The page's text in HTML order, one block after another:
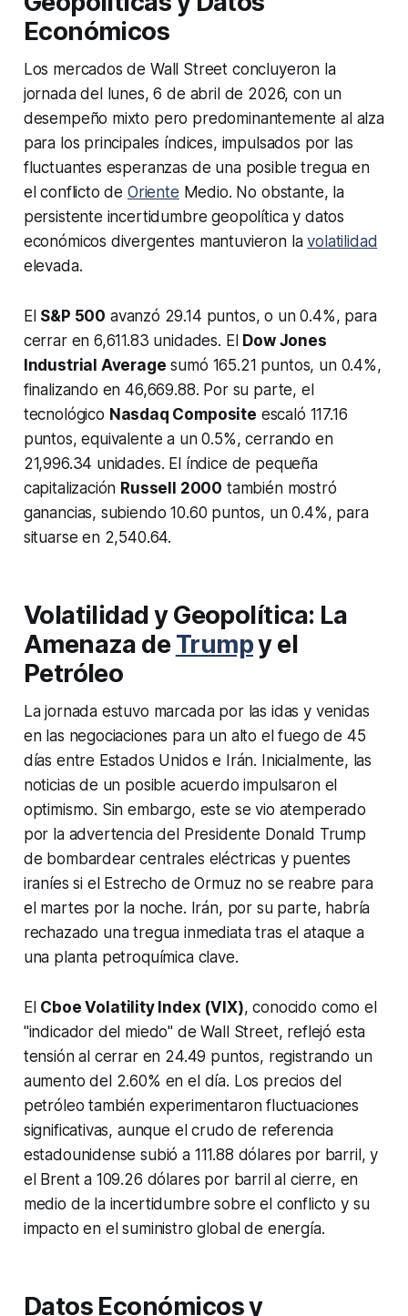
Económicos
Los mercados de Wall Street concluyeron la
jornada del lunes, 6 de abril de 2026, con un
desempeño mixto pero predominantemente al alza
para los principales índices, impulsados por las
fluctuantes esperanzas de una posible tregua en
el conflicto de Oriente Medio. No obstante, la
persistente incertidumbre geopolítica y datos
económicos divergentes mantuvieron lavolatilidad
elevada.
El S&P 500 avanzó 29.14 puntos, o un 0.4%, para
cerrar en 6,611.83 unidades. El Dow Jones
Industrial Average sumó 165.21 puntos, un 0.4%,
finalizando en 46,669.88. Por su parte, el
tecnológico Nasdaq Composite escaló 117.16
puntos, equivalente a un 0.5%, cerrando en
21,996.34 unidades. El índice de pequeña
capitalización Russell 2000 también mostró
ganancias, subiendo 10.60 puntos, un 0.4%, para
situarse en 2,540.64.
Volatilidad y Geopolítica: La
Amenaza deTrumpy el
Petróleo
La jornada estuvo marcada por las idas y venidas
en las negociaciones para un alto el fuego de 45
días entre Estados Unidos e Irán. Inicialmente, las
noticias de un posible acuerdo impulsaron el
optimismo. Sin embargo, este se vio atemperado
por la advertencia del Presidente Donald Trump
de bombardear centrales eléctricas y puentes
iraníes si el Estrecho de Ormuz no se reabre para
el martes por la noche. Irán, por su parte, habría
rechazado una tregua inmediata tras el ataque a
una planta petroquímica clave.
El Cboe Volatility Index (VIX), conocido como el
"indicador del miedo" de Wall Street, reflejó esta
tensión al cerrar en 24.49 puntos, registrando un
aumento del 2.60% en el día. Los precios del
petróleo también experimentaron fluctuaciones
significativas, aunque el crudo de referencia
estadounidense subió a 111.88 dólares por barril, y
el Brent a 109.26 dólares por barril al cierre, en
medio de la incertidumbre sobre el conflicto y su
impacto en el suministro global de energía.
Datos Económicos y